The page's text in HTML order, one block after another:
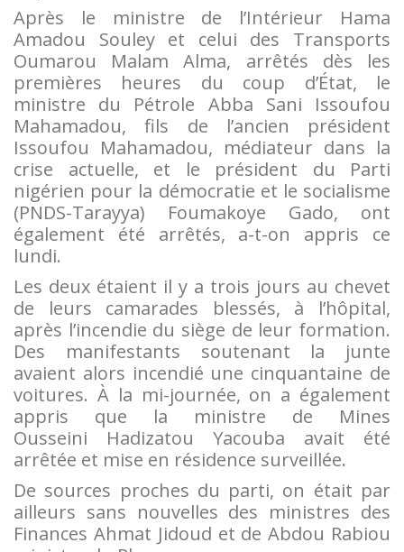
Après le ministre de l’Intérieur Hama
Amadou Souley et celui des Transports
Oumarou Malam Alma, arrêtés dès les
premières heures du coup d’État, le
ministre du Pétrole Abba Sani Issoufou
Mahamadou, fils de l’ancien président
Issoufou Mahamadou, médiateur dans la
crise actuelle, et le président du Parti
nigérien pour la démocratie et le socialisme
(PNDS-Tarayya) Foumakoye Gado, ont
également été arrêtés, a-t-on appris ce
lundi.
Les deux étaient il y a trois jours au chevet
de leurs camarades blessés, à l’hôpital,
après l’incendie du siège de leur formation.
Des manifestants soutenant la junte
avaient alors incendié une cinquantaine de
voitures. À la mi-journée, on a également
appris que la ministre de Mines
Ousseini Hadizatou Yacouba avait été
arrêtée et mise en résidence surveillée.
De sources proches du parti, on était par
ailleurs sans nouvelles des ministres des
Finances Ahmat Jidoud et de Abdou Rabiou